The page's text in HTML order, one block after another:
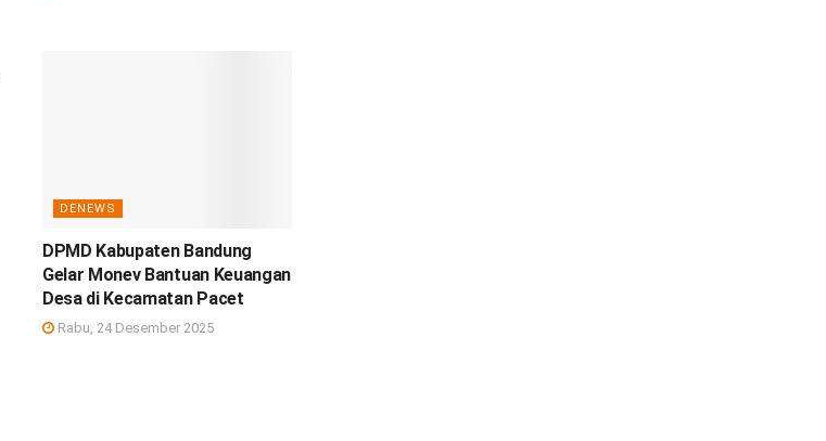
DENEWS
DPMD Kabupaten Bandung
Gelar Monev Bantuan Keuangan
Desa di Kecamatan Pacet
Rabu, 24 Desember 2025